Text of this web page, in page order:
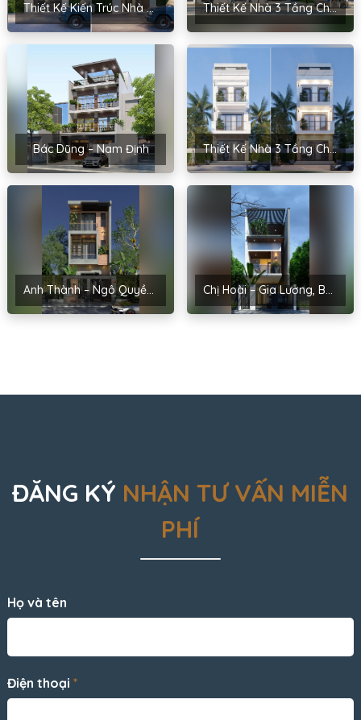
Thiết Kế Kiến Trúc Nhà 3 Tầng Cho Anh Tuấn – Phú Thọ Thiết Kế Nhà 3 Tầng Cho Anh Dũng – Thái Bình
Bác Dũng – Nam Định Thiết Kế Nhà 3 Tầng Cho Anh Quảng – Long Biên
Anh Thành – Ngô Quyền, Hải Phòng Chị Hoài – Gia Lương, Bắc Ninh
ĐĂNG KÝ NHẬN TƯ VẤN MIỄN
PHÍ
Họ và tên
Điện thoại *